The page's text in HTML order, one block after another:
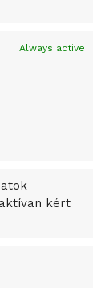
Always active
kért
örökségét
Meridian
az